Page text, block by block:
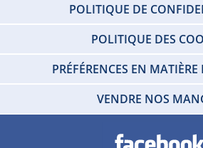
POLITIQUE DE
POLITIQUE DES
PRÉFÉRENCES EN MATIÈRE
VENDRE NOS